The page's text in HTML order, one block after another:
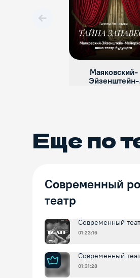
Вперед
Маяковский-
Эйзенштейн-
Еще по
Современный
театр
Современный
01:23:16
Современный
01:31:28